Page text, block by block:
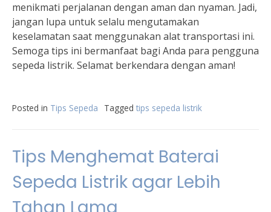
menikmati perjalanan dengan aman dan nyaman. Jadi,
jangan lupa untuk selalu mengutamakan
keselamatan saat menggunakan alat transportasi ini.
Semoga tips ini bermanfaat bagi Anda para pengguna
sepeda listrik. Selamat berkendara dengan aman!
Posted in Tips Sepeda Tagged tips sepeda listrik
Tips Menghemat Baterai
Sepeda Listrik agar Lebih